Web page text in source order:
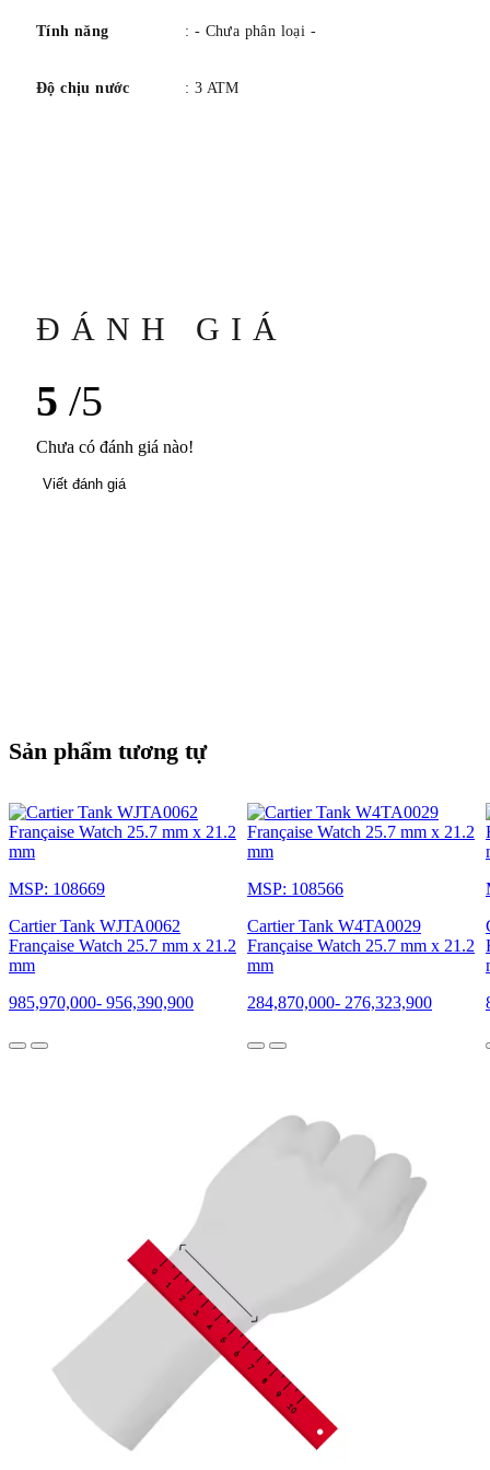
Tính năng : - Chưa phân loại -
Độ chịu nước : 3 ATM
ĐÁNH GIÁ
5 /5
Chưa có đánh giá nào!
Viết đánh giá
Sản phẩm tương tự
MSP: 108669
Cartier Tank WJTA0062
Française Watch 25.7 mm x 21.2
mm
985,970,000- 956,390,900
MSP: 108566
Cartier Tank W4TA0029
Française Watch 25.7 mm x 21.2
mm
284,870,000- 276,323,900